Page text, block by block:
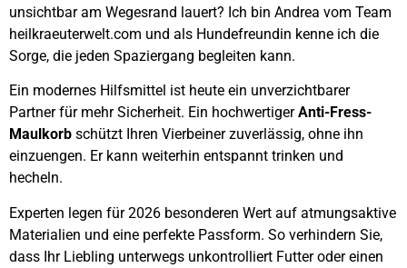
unsichtbar am Wegesrand lauert? Ich bin Andrea vom Team
heilkraeuterwelt.com und als Hundefreundin kenne ich die
Sorge, die jeden Spaziergang begleiten kann.
Ein modernes Hilfsmittel ist heute ein unverzichtbarer
Partner für mehr Sicherheit. Ein hochwertigerAnti-Fress-
Maulkorb schützt Ihren Vierbeiner zuverlässig, ohne ihn
einzuengen. Er kann weiterhin entspannt trinken und
hecheln.
Experten legen für 2026 besonderen Wert auf atmungsaktive
Materialien und eine perfekte Passform. So verhindern Sie,
dass Ihr Liebling unterwegs unkontrolliert Futter oder einen